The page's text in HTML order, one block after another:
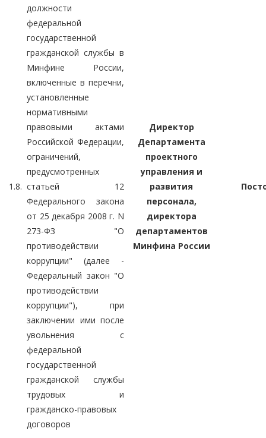
1.8.
должности
федеральной
государственной
гражданской службы в
Минфине России,
включенные в перечни,
установленные
нормативными
правовыми актами
Российской Федерации,
ограничений,
предусмотренных
статьей 12
Федерального закона
от 25 декабря 2008 г. N
273-ФЗ "О
противодействии
коррупции" (далее -
Федеральный закон "О
противодействии
коррупции"), при
заключении ими после
увольнения с
федеральной
государственной
гражданской службы
трудовых и
гражданско-правовых
договоров
Директор
Департамента
проектного
управления и
развития
персонала,
директора
департаментов
Минфина России